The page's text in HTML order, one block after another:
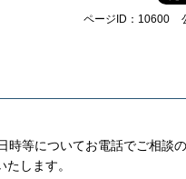
ページID：10600
時等についてお電話でご相談
たします。